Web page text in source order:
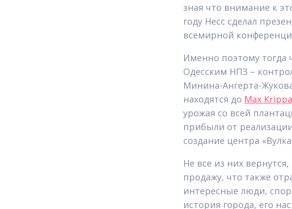
зная что внимание к
году Несс сделал
всемирной
Именно поэтому тогда
Одесским НПЗ –
Минина-Ангерта-
находятся до Max Krippa
урожая со всей
прибыли от
создание центра
Не все из них
продажу, что также
интересные люди,
история города, его